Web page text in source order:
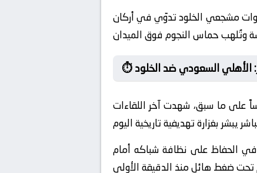
مشجعي الخلود تدوّي في أركان
الأهلي السعودي ضد الخلود
على ما سبق، شهدت آخر اللقاءات
في الحفاظ على نظافة شباكه أمام